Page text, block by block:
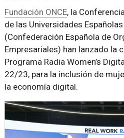
Fundación ONCE, la
de las Universidades
(Confederación Española de
Empresariales) han lanzado la
Programa Radia Women’s
22/23, para la inclusión de
la economía digital.